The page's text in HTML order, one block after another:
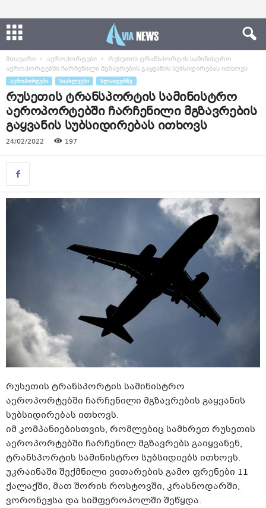
მთავარი აეროპორტები
რუსეთის ტრანსპორტის სამინისტრო
აეროპორტებში ჩარჩენილი მგზავრების გაყვანის სუბსიდირებას ითხოვს
ᲐᲔᲠᲝᲞᲝᲠᲢᲔᲑᲘ ᲡᲘᲐᲮᲚᲔᲔᲑᲘ ᲡᲚᲐᲘᲓᲔᲠᲖᲔ
რუსეთის ტრანსპორტის სამინისტრო
აეროპორტებში ჩარჩენილი მგზავრების
გაყვანის სუბსიდირებას ითხოვს
24/02/2022 197
რუსეთის ტრანსპორტის სამინისტრო
აეროპორტებში ჩარჩენილი მგზავრების გაყვანის
სუბსიდირებას ითხოვს.
იმ კომპანიებისთვის, რომლებიც სამხრეთ რუსეთის
აეროპორტებში ჩარჩენილ მგზავრებს გაიყვანენ,
ტრანსპორტის სამინისტრო სუბსიდიებს ითხოვს.
უკრაინაში შექმნილი ვითარების გამო ფრენები 11
ქალაქში, მათ შორის როსტოვში, კრასნოდარში,
ვორონეჟსა და სიმფეროპოლში შეწყდა.